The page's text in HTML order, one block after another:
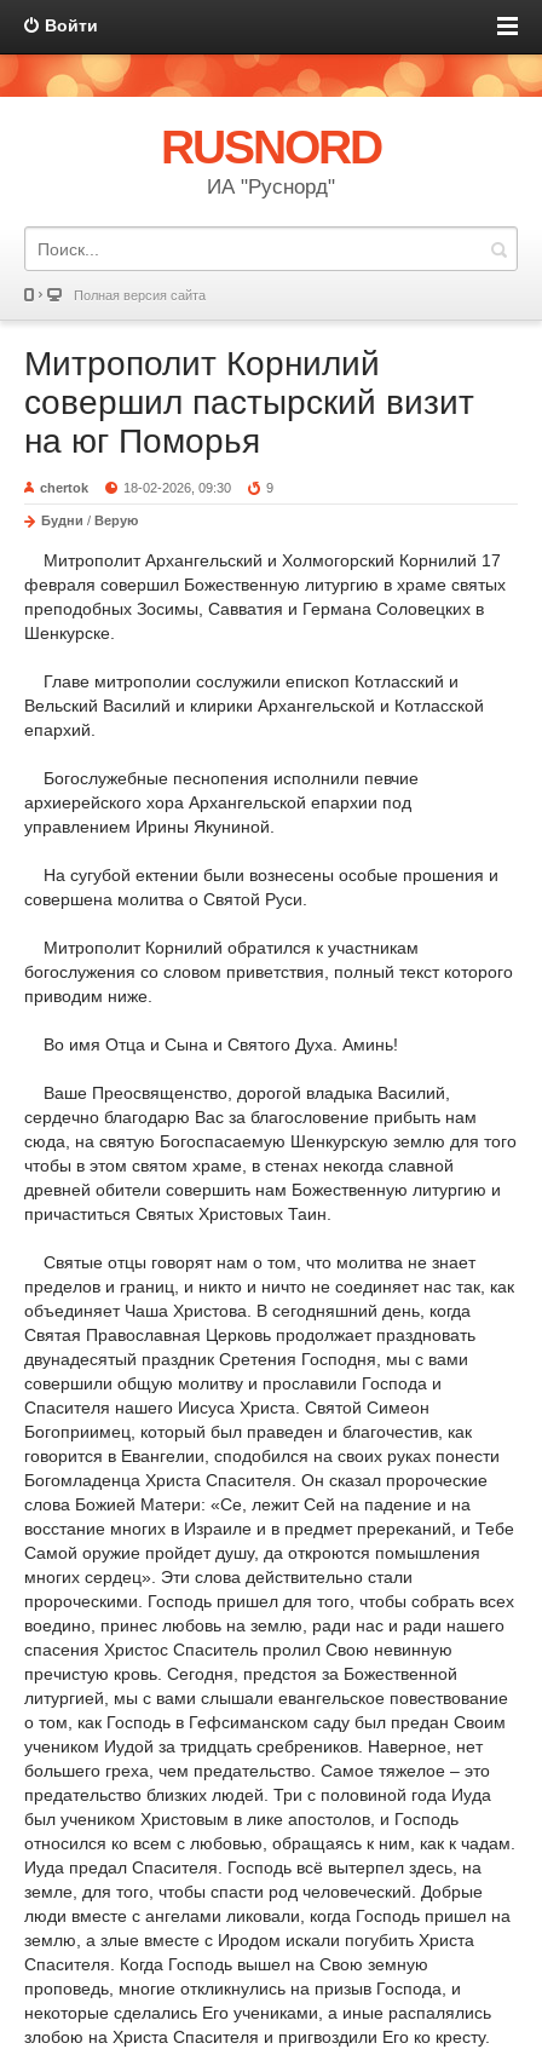
Войти
RUSNORD
ИА "Руснорд"
Полная версия сайта
Митрополит Корнилий
совершил пастырский визит
на юг Поморья
chertok 18-02-2026, 09:30 9
Будни / Верую
Митрополит Архангельский и Холмогорский Корнилий 17
февраля совершил Божественную литургию в храме святых
преподобных Зосимы, Савватия и Германа Соловецких в
Шенкурске.
Главе митрополии сослужили епископ Котласский и
Вельский Василий и клирики Архангельской и Котласской
епархий.
Богослужебные песнопения исполнили певчие
архиерейского хора Архангельской епархии под
управлением Ирины Якуниной.
На сугубой ектении были вознесены особые прошения и
совершена молитва о Святой Руси.
Митрополит Корнилий обратился к участникам
богослужения со словом приветствия, полный текст которого
приводим ниже.
Во имя Отца и Сына и Святого Духа. Аминь!
Ваше Преосвященство, дорогой владыка Василий,
сердечно благодарю Вас за благословение прибыть нам
сюда, на святую Богоспасаемую Шенкурскую землю для того
чтобы в этом святом храме, в стенах некогда славной
древней обители совершить нам Божественную литургию и
причаститься Святых Христовых Таин.
Святые отцы говорят нам о том, что молитва не знает
пределов и границ, и никто и ничто не соединяет нас так, как
объединяет Чаша Христова. В сегодняшний день, когда
Святая Православная Церковь продолжает праздновать
двунадесятый праздник Сретения Господня, мы с вами
совершили общую молитву и прославили Господа и
Спасителя нашего Иисуса Христа. Святой Симеон
Богоприимец, который был праведен и благочестив, как
говорится в Евангелии, сподобился на своих руках понести
Богомладенца Христа Спасителя. Он сказал пророческие
слова Божией Матери: «Се, лежит Сей на падение и на
восстание многих в Израиле и в предмет пререканий, и Тебе
Самой оружие пройдет душу, да откроются помышления
многих сердец». Эти слова действительно стали
пророческими. Господь пришел для того, чтобы собрать всех
воедино, принес любовь на землю, ради нас и ради нашего
спасения Христос Спаситель пролил Свою невинную
пречистую кровь. Сегодня, предстоя за Божественной
литургией, мы с вами слышали евангельское повествование
о том, как Господь в Гефсиманском саду был предан Своим
учеником Иудой за тридцать сребреников. Наверное, нет
большего греха, чем предательство. Самое тяжелое – это
предательство близких людей. Три с половиной года Иуда
был учеником Христовым в лике апостолов, и Господь
относился ко всем с любовью, обращаясь к ним, как к чадам.
Иуда предал Спасителя. Господь всё вытерпел здесь, на
земле, для того, чтобы спасти род человеческий. Добрые
люди вместе с ангелами ликовали, когда Господь пришел на
землю, а злые вместе с Иродом искали погубить Христа
Спасителя. Когда Господь вышел на Свою земную
проповедь, многие откликнулись на призыв Господа, и
некоторые сделались Его учениками, а иные распалялись
злобою на Христа Спасителя и пригвоздили Его ко кресту.